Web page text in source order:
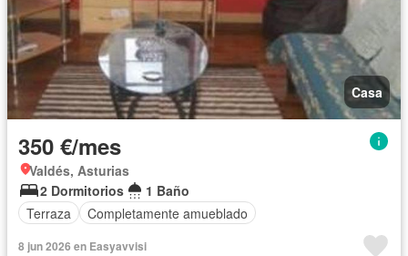
Casa
350 €/mes
Valdés, Asturias
2 Dormitorios
1 Baño
Terraza
Completamente amueblado
8 jun 2026 en Easyavvisi